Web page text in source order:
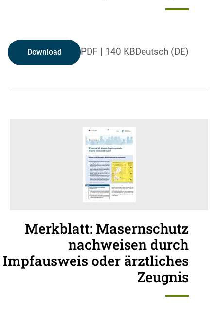
Deutsch (DE)
PDF | 140 KB
Download
Merkblatt: Masernschutz
nachweisen durch
Impfausweis oder ärztliches
Zeugnis